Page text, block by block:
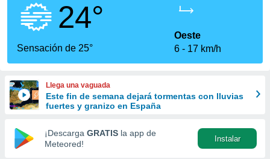
que se
calidad.
a este
las
y
forma
digital
basada
24°
Sensación de 25°
Oeste
6
17 km/h
Llega una vaguada
Este fin de semana dejará tormentas con lluvias
fuertes y granizo en España
¡Descarga GRATIS la app de
Meteored!
Instalar